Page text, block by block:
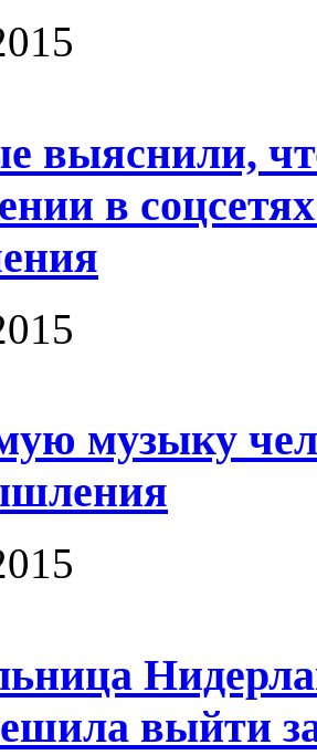
выяснили,
в
музыку
выйти